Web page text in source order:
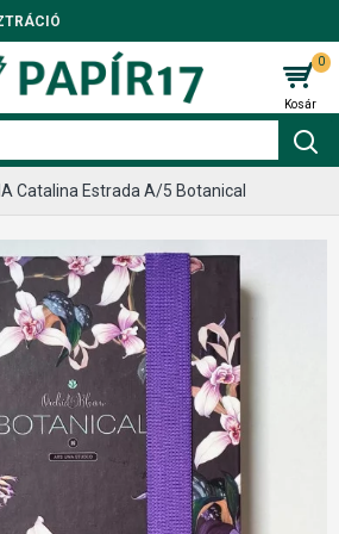
0
Catalina Estrada A/5 Botanical